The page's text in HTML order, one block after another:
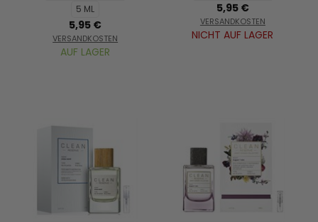
5 ML
5,95 €
VERSANDKOSTEN
AUF LAGER
5,95 €
VERSANDKOSTEN
NICHT AUF LAGER